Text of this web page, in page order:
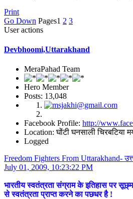
Print
Go Down Pages1 2 3
User actions
Devbhoomi,Uttarakhand
MeraPahad Team
Hero Member
Posts: 13,048
Facebook Profile: http://
Location: घोंटी घनसाली चिरबटिया
Logged
Freedom Fighters From Uttarakhand-
July 01, 2009, 10:23:22 PM
भारतीय स्वतंत्रता संग्राम के इतिहास पर
से स्वतंत्रता प्राप्त करने का पछधर है !